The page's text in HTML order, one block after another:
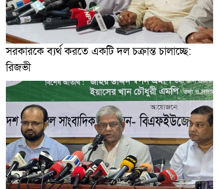
সরকারকে ব্যর্থ করতে একটি দল চক্রান্ত চালাচ্ছে:
রিজভী